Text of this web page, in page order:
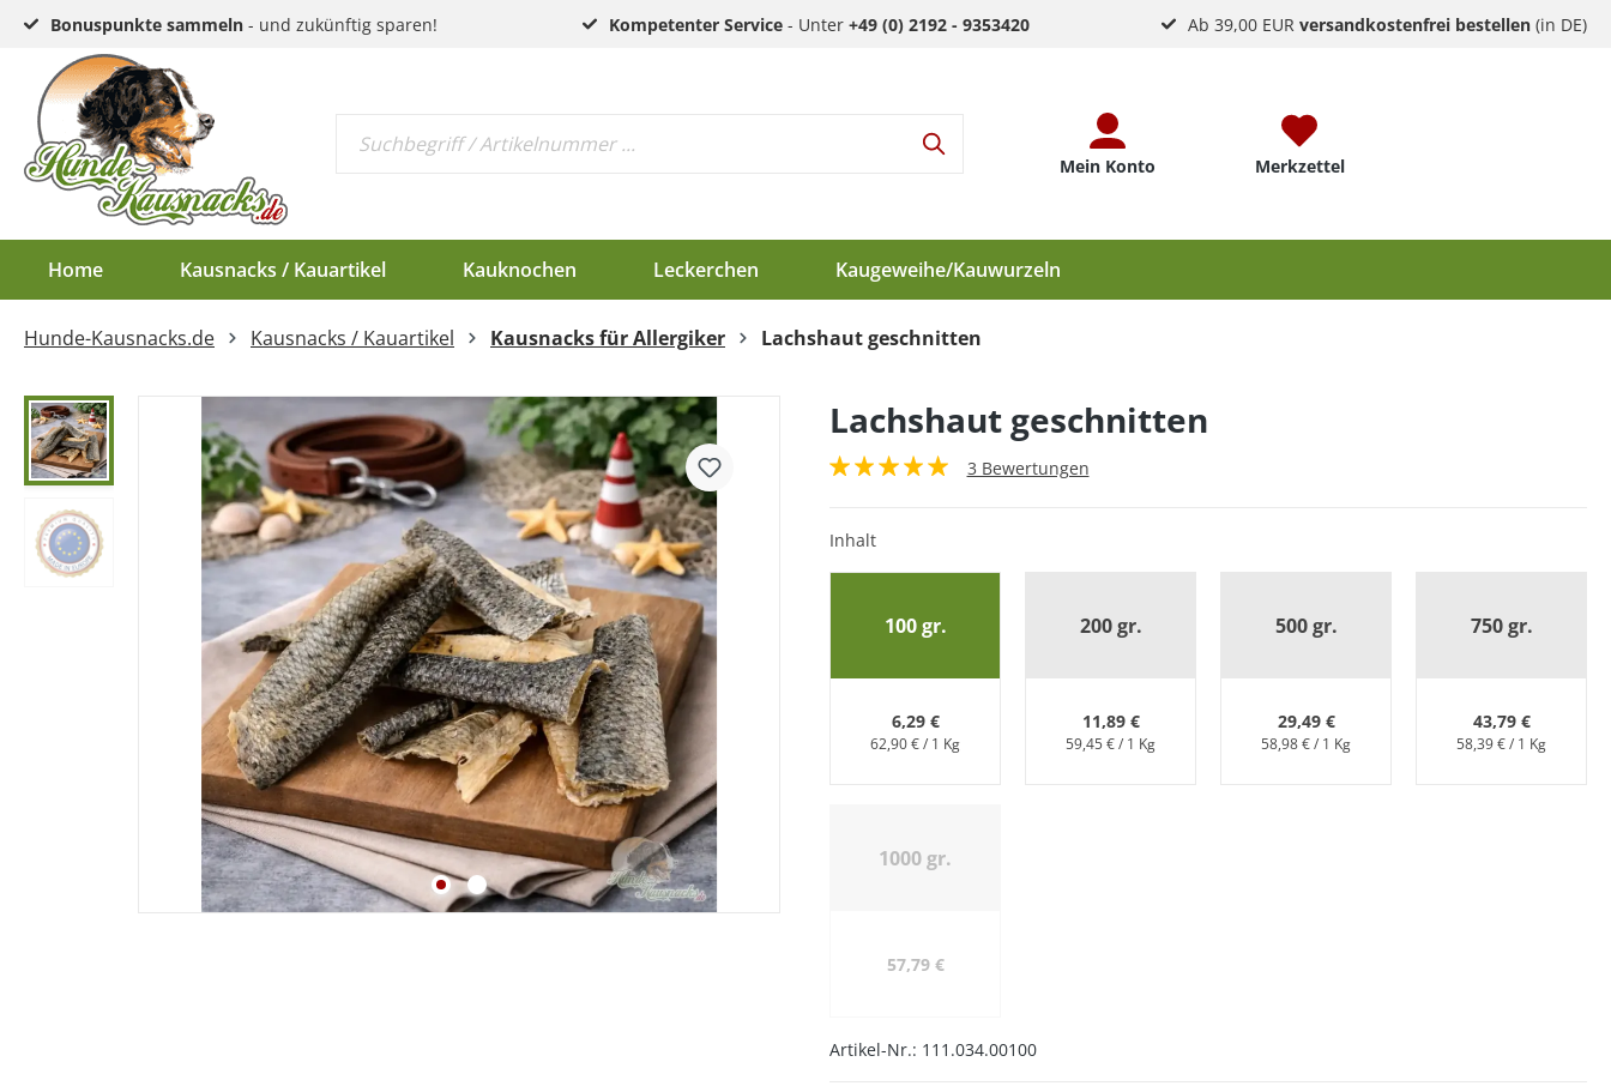
Bonuspunkte sammeln - und zukünftig sparen! Kompetenter Service- Unter +49 (0) 2192 - 9353420 Ab 39,00 EURversandkostenfrei bestellen (in DE)
Mein Konto Merkzettel
Home Kausnacks / Kauartikel Kauknochen Leckerchen Kaugeweihe/Kauwurzeln
Schlund & Dörrfleisch
Kopfhaut & Haut
Sehnen
Ziemer
Ohren
Strossen
Fleisch
Lunge
Pansen & Lunge
Leber & Herz
Schwanz & Ochsenschwanz
Nasen
Maul & Lefzen
Knochen & Beine
Kauknochen EU-Ware
Kauknochen Standard
Endloswürstchen
Mini-Würstchen
Kaugeweihe Half
Dam-Schäufle
Hirschgeweih-Rosetten
Hunde-Kausnacks.de Kausnacks / Kauartikel Kausnacks für Allergiker Lachshaut geschnitten
Lachshaut geschnitten
3 Bewertungen
Inhalt
100 gr.
6,29 €
62,90 € / 1 Kg
200 gr.
11,89 €
59,45 € / 1 Kg
500 gr.
29,49 €
58,98 € / 1 Kg
750 gr.
43,79 €
58,39 € / 1 Kg
1000 gr.
57,79 €
Artikel-Nr.: 111.034.00100